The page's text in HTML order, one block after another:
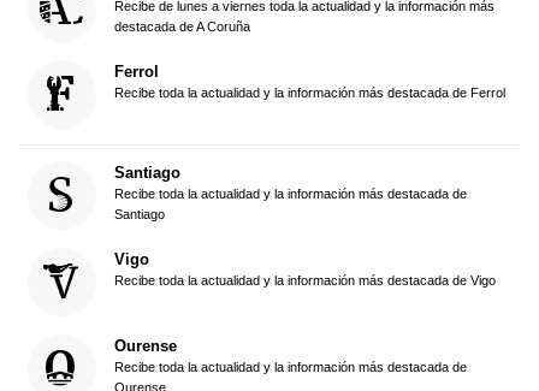
Recibe de lunes a viernes toda la actualidad y la información más
destacada de A Coruña
Ferrol
Recibe toda la actualidad y la información más destacada de Ferrol
Santiago
Recibe toda la actualidad y la información más destacada de
Santiago
Vigo
Recibe toda la actualidad y la información más destacada de Vigo
Ourense
Recibe toda la actualidad y la información más destacada de
Ourense